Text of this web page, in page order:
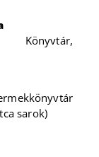
sarok)